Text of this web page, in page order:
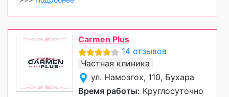
Carmen Plus
14 отзывов
Частная клиника
ул. Намозгох, 110, Бухара
Время работы: Круглосуточно